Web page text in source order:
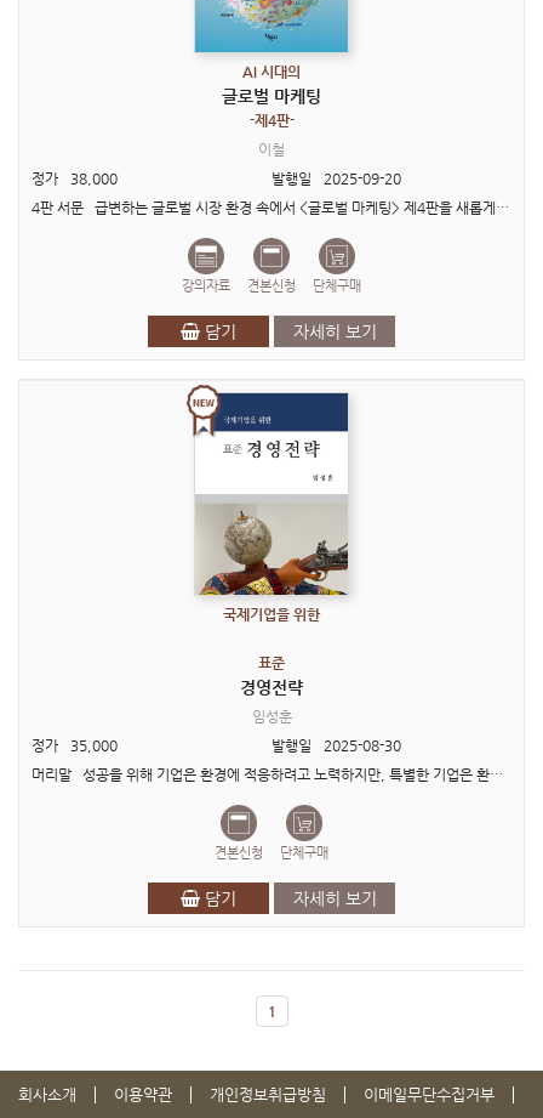
AI 시대의
글로벌 마케팅
-제4판-
이철
정가
38,000 발행일
2025-09-20
4판 서문 급변하는 글로벌 시장 환경 속에서 <글로벌 마케팅> 제4판을 새롭게 선보이게 되어 매우 기쁩니다. 2020년 제3판을 출간한 이후, 우리는 전례 없는 변화의 시대를 경험했습니다. ..
강의자료 견본신청 단체구매
담기 자세히 보기
국제기업을 위한
표준
경영전략
임성훈
정가
35,000 발행일
2025-08-30
머리말 성공을 위해 기업은 환경에 적응하려고 노력하지만, 특별한 기업은 환경을 바꾸려고 한다. 표준 경영전략은 저자의 표준시리즈 다섯 번째 책이다. 본서의 관점과 구성내용은..
견본신청 단체구매
담기 자세히 보기
1
회사소개 이용약관 개인정보취급방침 이메일무단수집거부